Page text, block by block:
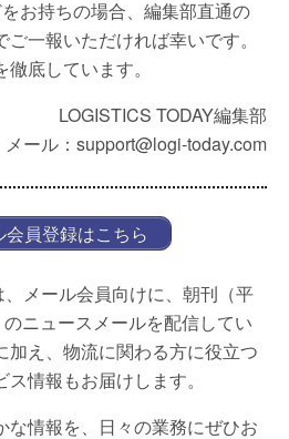
お持ちの場合、編集部直通の
一報いただければ幸いです。
底しています。
LOGISTICS TODAY編集部
メール：support@logi-today.com
会員登録はこちら
、メール会員向けに、朝刊（平
ニュースメールを配信してい
加え、物流に関わる方に役立つ
情報もお届けします。
な情報を、日々の業務にぜひお